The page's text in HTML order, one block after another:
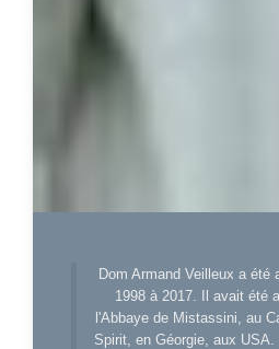
Dom Armand Veilleux a été
1998 à 2017. Il avait été
l'Abbaye de Mistassini, au
Spirit, en Géorgie, aux